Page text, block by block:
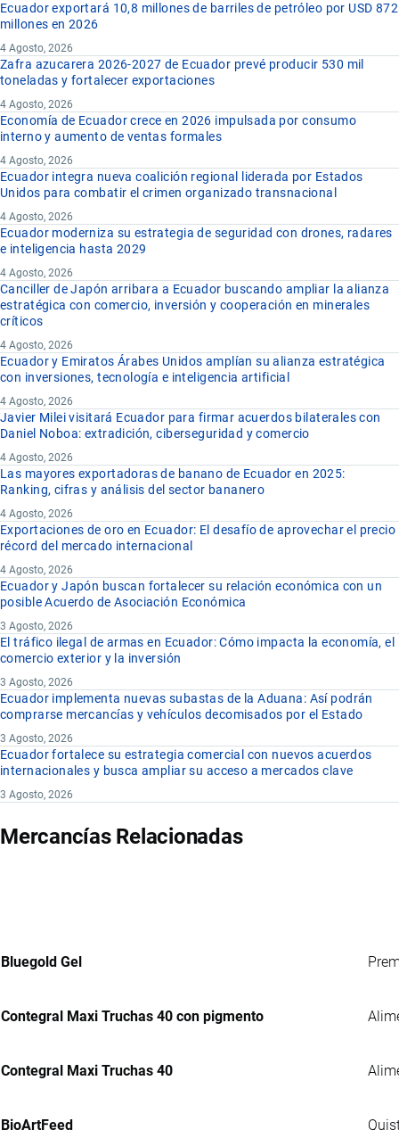
Ecuador exportará 10,8 millones de barriles de petróleo por USD 872
millones en 2026
4 Agosto, 2026
Zafra azucarera 2026-2027 de Ecuador prevé producir 530 mil
toneladas y fortalecer exportaciones
4 Agosto, 2026
Economía de Ecuador crece en 2026 impulsada por consumo
interno y aumento de ventas formales
4 Agosto, 2026
Ecuador integra nueva coalición regional liderada por Estados
Unidos para combatir el crimen organizado transnacional
4 Agosto, 2026
Ecuador moderniza su estrategia de seguridad con drones, radares
e inteligencia hasta 2029
4 Agosto, 2026
Canciller de Japón arribara a Ecuador buscando ampliar la alianza
estratégica con comercio, inversión y cooperación en minerales
críticos
4 Agosto, 2026
Ecuador y Emiratos Árabes Unidos amplían su alianza estratégica
con inversiones, tecnología e inteligencia artificial
4 Agosto, 2026
Javier Milei visitará Ecuador para firmar acuerdos bilaterales con
Daniel Noboa: extradición, ciberseguridad y comercio
4 Agosto, 2026
Las mayores exportadoras de banano de Ecuador en 2025:
Ranking, cifras y análisis del sector bananero
4 Agosto, 2026
Exportaciones de oro en Ecuador: El desafío de aprovechar el precio
récord del mercado internacional
4 Agosto, 2026
Ecuador y Japón buscan fortalecer su relación económica con un
posible Acuerdo de Asociación Económica
3 Agosto, 2026
El tráfico ilegal de armas en Ecuador: Cómo impacta la economía, el
comercio exterior y la inversión
3 Agosto, 2026
Ecuador implementa nuevas subastas de la Aduana: Así podrán
comprarse mercancías y vehículos decomisados por el Estado
3 Agosto, 2026
Ecuador fortalece su estrategia comercial con nuevos acuerdos
internacionales y busca ampliar su acceso a mercados clave
3 Agosto, 2026
Mercancías Relacionadas
Bluegold Gel
Contegral Maxi Truchas 40 con pigmento
Contegral Maxi Truchas 40
BioArtFeed